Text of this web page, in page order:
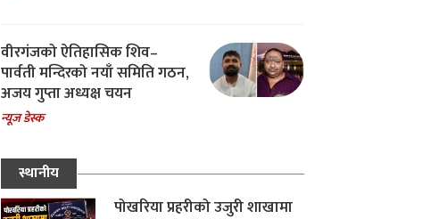
वीरगंजको ऐतिहासिक शिव–
पार्वती मन्दिरको नयाँ समिति गठन,
अजय गुप्ता अध्यक्ष चयन
न्यूज डेस्क
स्थानीय
पोखरिया प्रहरीको उजुरी शाखामा